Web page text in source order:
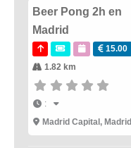
Beer Pong 2h en
Madrid
15.00
1.82 km
:
Madrid Capital , Madrid